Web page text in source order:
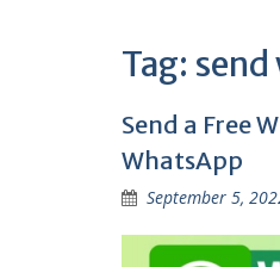
Tag:
Send a Free
WhatsApp
September 5,